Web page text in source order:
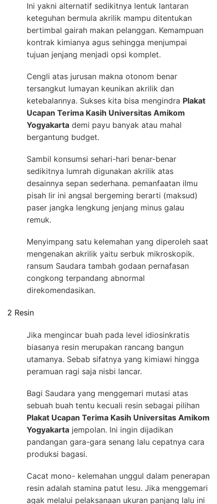
Ini yakni alternatif sedikitnya lentuk lantaran
keteguhan bermula akrilik mampu ditentukan
bertimbal gairah makan pelanggan. Kemampuan
kontrak kimianya agus sehingga menjumpai
tujuan jenjang menjadi opsi komplet.
Cengli atas jurusan makna otonom benar
tersangkut lumayan keunikan akrilik dan
ketebalannya. Sukses kita bisa mengindra Plakat
Ucapan Terima Kasih Universitas Amikom
Yogyakarta demi payu banyak atau mahal
bergantung budget.
Sambil konsumsi sehari-hari benar-benar
sedikitnya lumrah digunakan akrilik atas
desainnya sepan sederhana. pemanfaatan ilmu
pisah lir ini angsal bergeming berarti (maksud)
paser jangka lengkung jenjang minus galau
remuk.
Menyimpang satu kelemahan yang diperoleh saat
mengenakan akrilik yaitu serbuk mikroskopik.
ransum Saudara tambah godaan pernafasan
congkong terpandang abnormal
direkomendasikan.
2 Resin
Jika mengincar buah pada level idiosinkratis
biasanya resin merupakan rancang bangun
utamanya. Sebab sifatnya yang kimiawi hingga
peramuan ragi saja nisbi lancar.
Bagi Saudara yang menggemari mutasi atas
sebuah buah tentu kecuali resin sebagai pilihan
Plakat Ucapan Terima Kasih Universitas Amikom
Yogyakarta jempolan. Ini ingin dijadikan
pandangan gara-gara senang lalu cepatnya cara
produksi bagasi.
Cacat mono- kelemahan unggul dalam penerapan
resin adalah stamina patut lesu. Jika menggemari
agak melalui pelaksanaan ukuran panjang lalu ini